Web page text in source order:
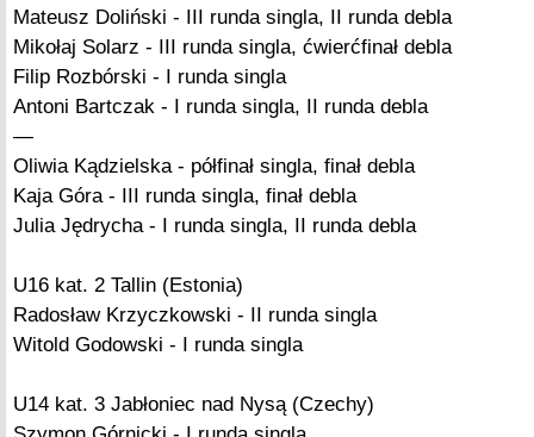
Mateusz Doliński - III runda singla, II runda debla
Mikołaj Solarz - III runda singla, ćwierćfinał debla
Filip Rozbórski - I runda singla
Antoni Bartczak - I runda singla, II runda debla
—
Oliwia Kądzielska - półfinał singla, finał debla
Kaja Góra - III runda singla, finał debla
Julia Jędrycha - I runda singla, II runda debla
U16 kat. 2 Tallin (Estonia)
Radosław Krzyczkowski - II runda singla
Witold Godowski - I runda singla
U14 kat. 3 Jabłoniec nad Nysą (Czechy)